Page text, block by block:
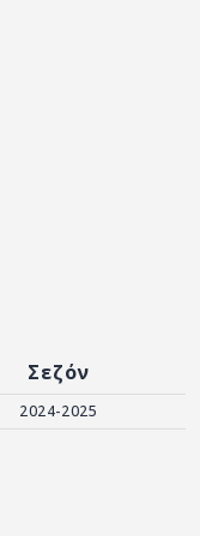
Σεζόν
2024-2025